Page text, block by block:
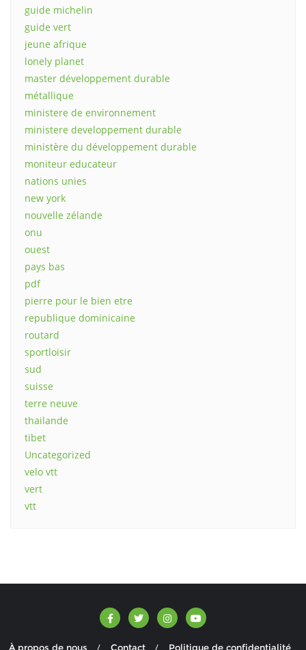
guide michelin
guide vert
jeune afrique
lonely planet
master développement durable
métallique
ministere de environnement
ministere developpement durable
ministère du développement durable
moniteur educateur
nations unies
new york
nouvelle zélande
onu
ouest
pays bas
pdf
pierre pour le bien etre
republique dominicaine
routard
sportloisir
sud
suisse
terre neuve
thailande
tibet
Uncategorized
velo vtt
vert
vtt
À propos de nous Contact Politique de confidentialité